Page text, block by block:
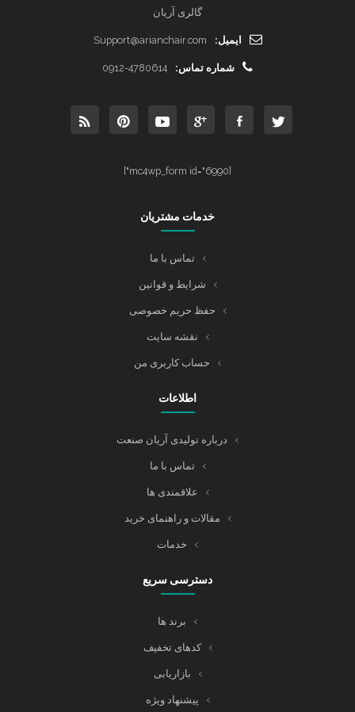
گالری آریان
ایمیل: Support@arianchair.com
شماره تماس: 0912-4780614
[mc4wp_form id="6990"]
خدمات مشتریان
تماس با ما
شرایط و قوانین
حفظ حریم خصوصی
نقشه سایت
حساب کاربری من
اطلاعات
درباره تولیدی آریان صنعت
تماس با ما
علاقمندی ها
مقالات و راهنمای خرید
خدمات
دسترسی سریع
برند ها
کدهای تخفیف
بازاریابی
پیشنهاد ویژه